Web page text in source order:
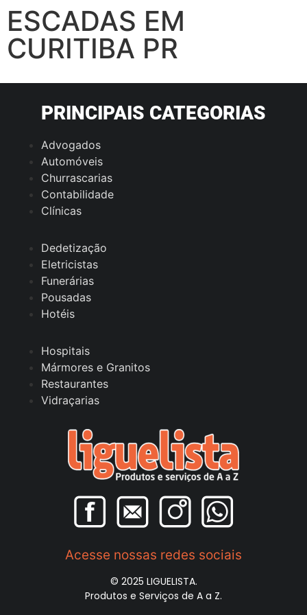
ESCADAS EM
CURITIBA PR
PRINCIPAIS CATEGORIAS
Advogados
Automóveis
Churrascarias
Contabilidade
Clínicas
Dedetização
Eletricistas
Funerárias
Pousadas
Hotéis
Hospitais
Mármores e Granitos
Restaurantes
Vidraçarias
Acesse nossas redes sociais
© 2025 LIGUELISTA.
Produtos e Serviços de A a Z.